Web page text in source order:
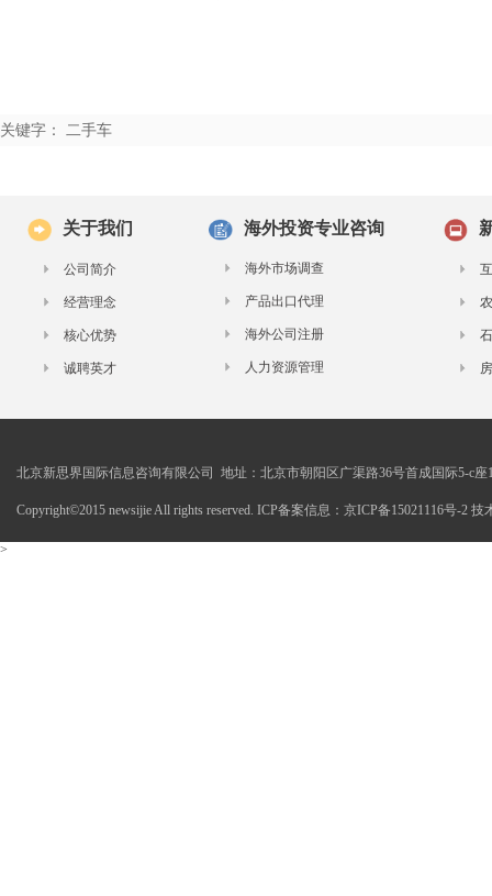
关键字： 二手车
关于我们
公司简介
经营理念
核心优势
诚聘英才
海外投资专业咨询
海外市场调查
产品出口代理
海外公司注册
人力资源管理
北京新思界国际信息咨询有限公司 地址：北京市朝阳区广渠路36号首成国际5-c座
Copyright©2015 newsijie All rights reserved. ICP备案信息：京ICP备15021116号-2 技
>